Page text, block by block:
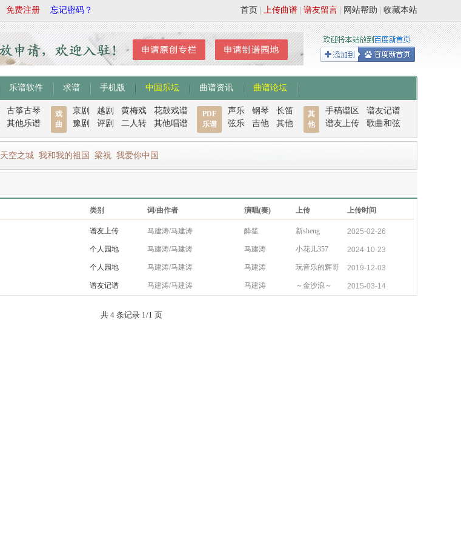
免费注册 忘记密码？ 收藏本站
网站帮助
谱友留言
上传曲谱
首页
乐谱软件 求谱 手机版 中国乐坛 曲谱资讯 曲谱论坛
古筝古琴
其他乐谱
戏
曲
京剧 越剧 黄梅戏
花鼓戏谱
豫剧
评剧 二人转 其他唱谱
PDF
乐谱
声乐 钢琴
长笛
弦乐
吉他 其他
其
他
手稿谱区
谱友记谱
谱友上传
歌曲和弦
天空之城 我和我的祖国 梁祝 我爱你中国
类别 词/曲作者 演唱(奏) 上传 上传时间
谱友上传 马建涛/马建涛 酔笙 新sheng 2025-02-26
个人园地 马建涛/马建涛 马建涛 小花儿357 2024-10-23
个人园地 马建涛/马建涛 马建涛 玩音乐的辉哥 2019-12-03
谱友记谱 马建涛/马建涛 马建涛 ～金沙浪～ 2015-03-14
共 4 条记录 1/1 页